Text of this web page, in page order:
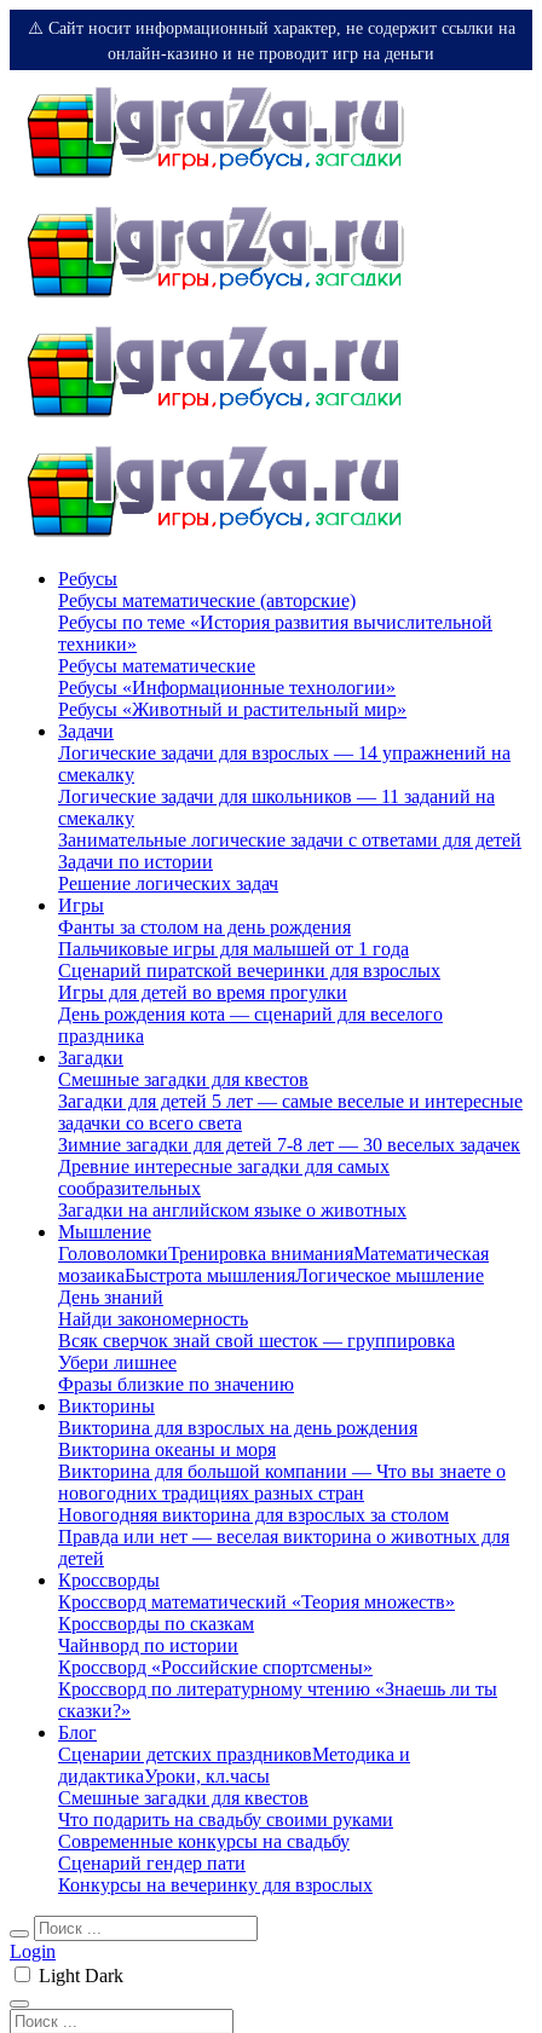
⚠️ Сайт носит информационный характер, не содержит ссылки на
онлайн-казино и не проводит игр на деньги
Ребусы
Ребусы математические (авторские)
Ребусы по теме «История развития вычислительной
техники»
Ребусы математические
Ребусы «Информационные технологии»
Ребусы «Животный и растительный мир»
Задачи
Логические задачи для взрослых — 14 упражнений на
смекалку
Логические задачи для школьников — 11 заданий на
смекалку
Занимательные логические задачи с ответами для детей
Задачи по истории
Решение логических задач
Игры
Фанты за столом на день рождения
Пальчиковые игры для малышей от 1 года
Сценарий пиратской вечеринки для взрослых
Игры для детей во время прогулки
День рождения кота — сценарий для веселого
праздника
Загадки
Смешные загадки для квестов
Загадки для детей 5 лет — самые веселые и интересные
задачки со всего света
Зимние загадки для детей 7-8 лет — 30 веселых задачек
Древние интересные загадки для самых
сообразительных
Загадки на английском языке о животных
Мышление
ГоловоломкиТренировка вниманияМатематическая
мозаикаБыстрота мышленияЛогическое мышление
День знаний
Найди закономерность
Всяк сверчок знай свой шесток — группировка
Убери лишнее
Фразы близкие по значению
Викторины
Викторина для взрослых на день рождения
Викторина океаны и моря
Викторина для большой компании — Что вы знаете о
новогодних традициях разных стран
Новогодняя викторина для взрослых за столом
Правда или нет — веселая викторина о животных для
детей
Кроссворды
Кроссворд математический «Теория множеств»
Кроссворды по сказкам
Чайнворд по истории
Кроссворд «Российские спортсмены»
Кроссворд по литературному чтению «Знаешь ли ты
сказки?»
Блог
Сценарии детских праздниковМетодика и
дидактикаУроки, кл.часы
Смешные загадки для квестов
Что подарить на свадьбу своими руками
Современные конкурсы на свадьбу
Сценарий гендер пати
Конкурсы на вечеринку для взрослых
Login
Light Dark